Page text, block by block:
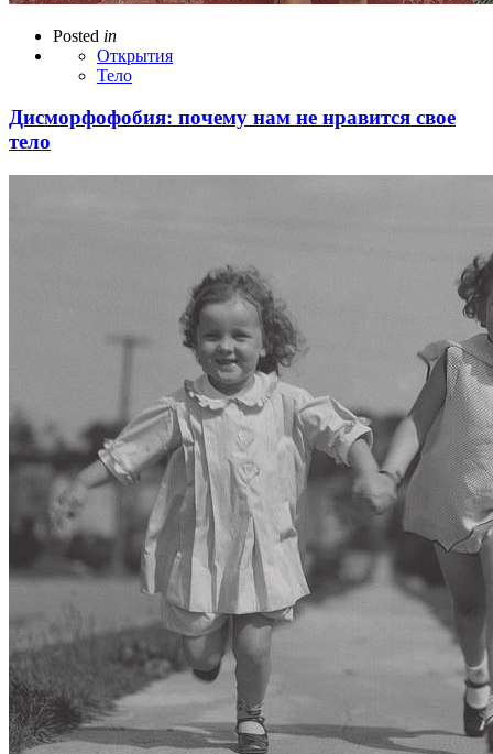
Posted in
Открытия
Тело
Дисморфофобия: почему нам не нравится свое
тело